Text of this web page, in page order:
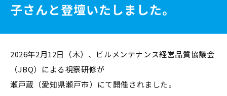
子さんと登壇いたしました。
2026年2月12日（木）、ビルメンテナンス経営品質協議会
（JBQ）による視察研修が
瀬戸蔵（愛知県瀬戸市）にて開催されました。